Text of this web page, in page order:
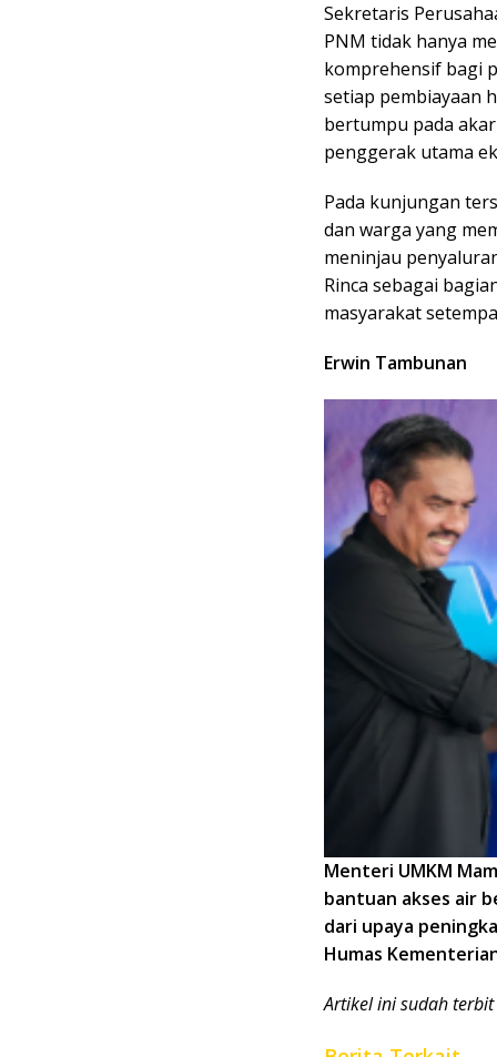
Sekretaris
PNM tidak hanya
komprehensif bagi
setiap pembiayaan
bertumpu pada
penggerak utama
Pada kunjungan
dan warga yang
meninjau
Rinca sebagai
masyarakat
Erwin Tambunan
Menteri UMKM
bantuan akses air
dari upaya
Humas
Artikel ini sudah